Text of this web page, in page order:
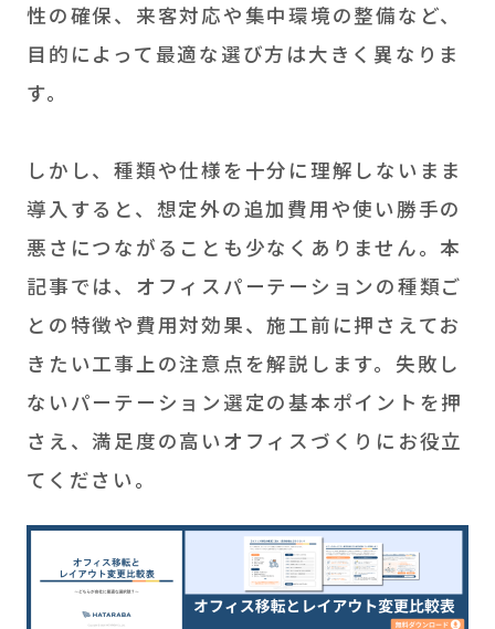
性の確保、来客対応や集中環境の整備など、
目的によって最適な選び方は大きく異なりま
す。
しかし、種類や仕様を十分に理解しないまま
導入すると、想定外の追加費用や使い勝手の
悪さにつながることも少なくありません。本
記事では、オフィスパーテーションの種類ご
との特徴や費用対効果、施工前に押さえてお
きたい工事上の注意点を解説します。失敗し
ないパーテーション選定の基本ポイントを押
さえ、満足度の高いオフィスづくりにお役立
てください。